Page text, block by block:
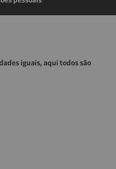
iguais, aqui todos são